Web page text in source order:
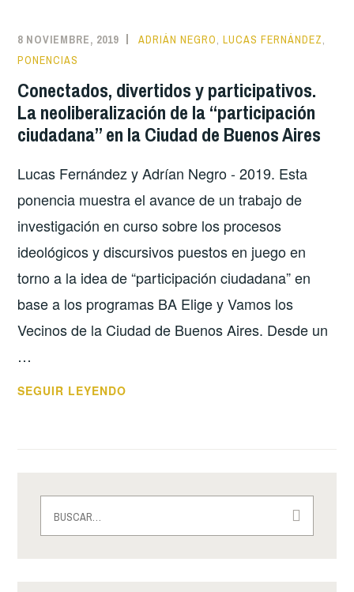
UN
EL
PROCESO
DE
E
INDIVIDUALIZACIÓN
“PARTICIPACIÓN
CIUDADANA”
8 NOVIEMBRE, 2019 ADRIÁN NEGRO,LUCAS FERNÁNDEZ,
PONENCIAS
Conectados, divertidos y participativos.
La neoliberalización de la “participación
ciudadana” en la Ciudad de Buenos Aires
Lucas Fernández y Adrían Negro - 2019. Esta
ponencia muestra el avance de un trabajo de
investigación en curso sobre los procesos
ideológicos y discursivos puestos en juego en
torno a la idea de “participación ciudadana” en
base a los programas BA Elige y Vamos los
Vecinos de la Ciudad de Buenos Aires. Desde un
…
SEGUIR LEYENDO
NEOLIBERALIZACIÓN
LA